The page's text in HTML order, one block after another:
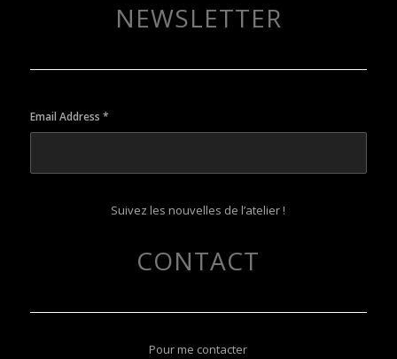
NEWSLETTER
Email Address *
Suivez les nouvelles de l’atelier !
CONTACT
Pour me contacter